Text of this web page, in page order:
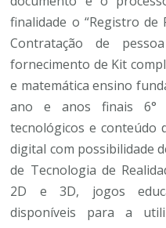
finalidade o “Registro
Contratação de
fornecimento de Kit
e matemática ensino
ano e anos finais 6°
tecnológicos e conteúdo
digital com possibilidade
de Tecnologia de
2D e 3D, jogos
disponíveis para a